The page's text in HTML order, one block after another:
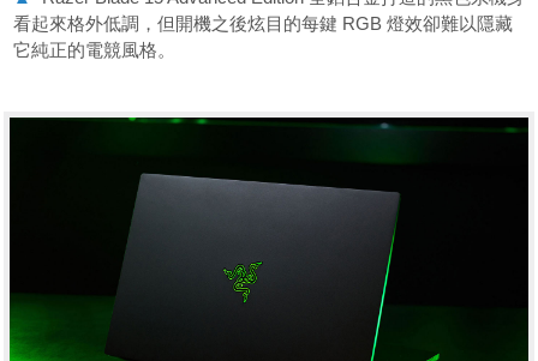
看起來格外低調，但開機之後炫目的每鍵 RGB 燈效卻難以隱藏
它純正的電競風格。